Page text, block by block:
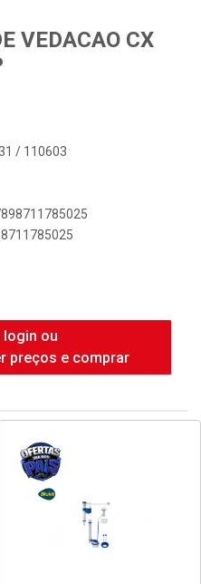
VEDACAO CX
/ 110603
login ou
preços e comprar